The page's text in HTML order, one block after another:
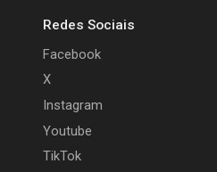
Redes Sociais
Facebook
X
Instagram
Youtube
TikTok